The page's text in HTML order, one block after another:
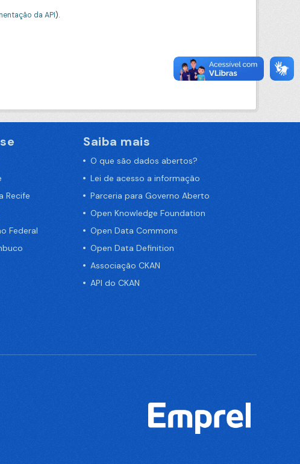
da API).
Recife
Federal
Saiba mais
O que são dados abertos?
Lei de acesso a informação
Parceria para Governo Aberto
Open Knowledge Foundation
Open Data Commons
Open Data Definition
Associação CKAN
API do CKAN